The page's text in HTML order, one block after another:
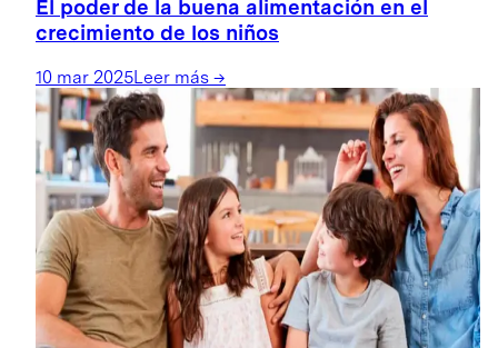
El poder de la buena alimentación en el
crecimiento de los niños
10 mar 2025Leer más →